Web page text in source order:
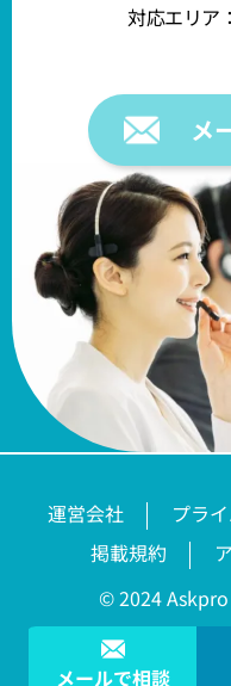
対応エリア
メ
メールで相談
運営会社 プラ
掲載規約
© 2024